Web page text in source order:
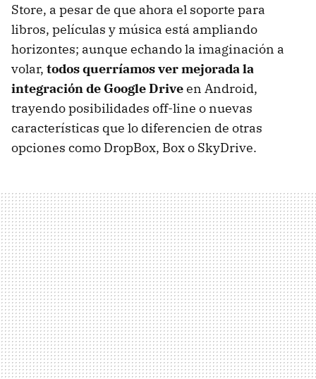
Store, a pesar de que ahora el soporte para
libros, películas y música está ampliando
horizontes; aunque echando la imaginación a
volar, todos querríamos ver mejorada la
integración de Google Driveen Android,
trayendo posibilidades off-line o nuevas
características que lo diferencien de otras
opciones como DropBox, Box o SkyDrive.